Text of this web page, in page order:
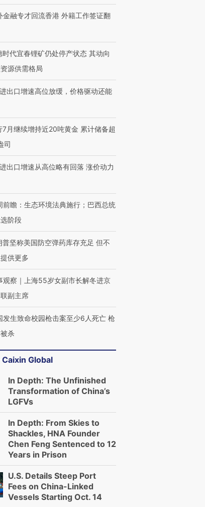
万
3种
视线｜被称为“蟑螂”的印
度Z世代 用街头抗争将教
视线｜“入侵”还是“人道危
机”？难民潮撕裂西班牙
博
产
【特别呈现】寻找100种
【商旅对话】华住集团
CFO：不靠规模取胜，华
金融专才回流香港 外籍工作签证翻
时代宜春锂矿仍处停产状态 其动向
源供需格局
出口增速高位放缓，价格驱动还能
7月继续增持近20吨黄金 累计储备超
司
出口增速从高位略有回落 涨价动力
前瞻：生态环境法典施行；巴西总统
阶段
普坚称美国防空弹药库存充足 但不
供更多
观察｜上海55岁女副市长解冬进京
副主席
发生致命校园枪击案至少6人死亡 枪
杀
Global
In Depth: The Unfinished
Transformation of China’s
LGFVs
In Depth: From Skies to
Shackles, HNA Founder
Chen Feng Sentenced to 12
Years in Prison
U.S. Details Steep Port
Fees on China-Linked
Vessels Starting Oct. 14